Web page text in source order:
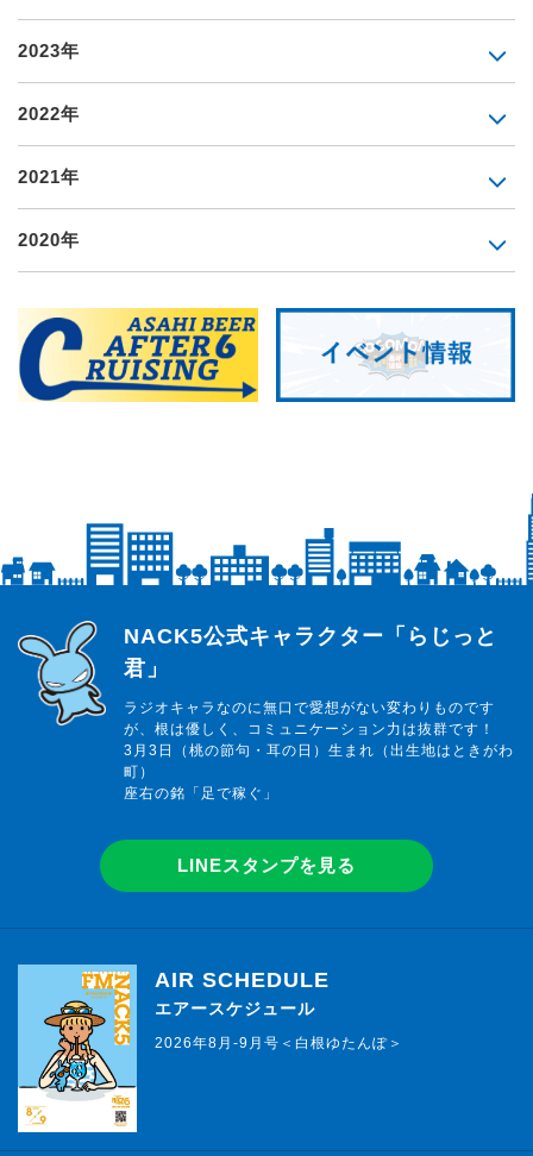
2023年
2022年
2021年
2020年
らじっと君
NACK5公式キャラクター「らじっと
君」
ラジオキャラなのに無口で愛想がない変わりものです
が、根は優しく、コミュニケーション力は抜群です！
3月3日（桃の節句・耳の日）生まれ（出生地はときがわ
町）
座右の銘「足で稼ぐ」
LINEスタンプを見る
AIR SCHEDULE
エアースケジュール
2026年8月-9月号＜白根ゆたんぽ＞